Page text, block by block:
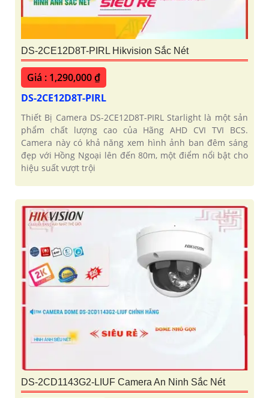
DS-2CE12D8T-PIRL Hikvision Sắc Nét
Giá : 1,290,000 ₫
DS-2CE12D8T-PIRL
Thiết Bị Camera DS-2CE12D8T-PIRL Starlight là một sản
phẩm chất lượng cao của Hãng AHD CVI TVI BCS.
Camera này có khả năng xem hình ảnh ban đêm sáng
đẹp với Hồng Ngoại lên đến 80m, một điểm nổi bật cho
hiệu suất vượt trội
DS-2CD1143G2-LIUF Camera An Ninh Sắc Nét